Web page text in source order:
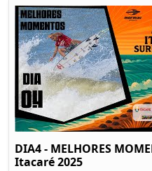
DIA4 - MELHORES
Itacaré 2025